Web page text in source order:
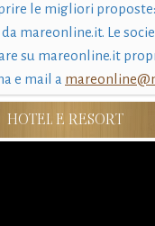
le migliori
mareonline.it. Le
su mareonline.it
e mail a
HOTEL E RESORT